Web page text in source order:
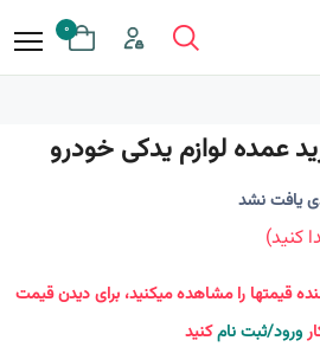
0
عمده لوازم یدکی خودرو
یافت نشد
کنید)
قیمتها را مشاهده میکنید، برای دیدن قیمت
ورود/ثبت نامکنید